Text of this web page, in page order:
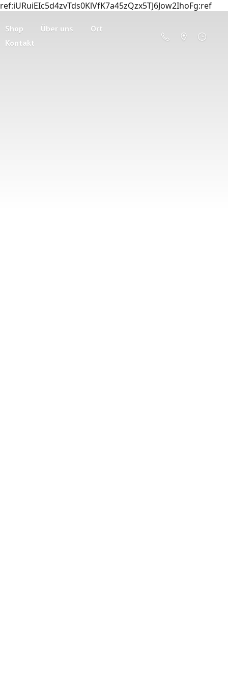
ref:iURuiEIc5d4zvTds0KlVfK7a45zQzx5TJ6Jow2IhoFg:ref
Shop Über uns
Ort
Kontakt